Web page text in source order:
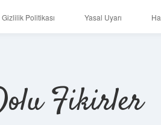
Gizlilik Politikası Yasal Uyarı
Fikirler